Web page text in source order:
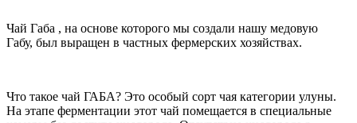
Чай Габа , на основе которого мы создали нашу медовую
Габу, был выращен в частных фермерских хозяйствах.
Что такое чай ГАБА? Это особый сорт чая категории улуны.
На этапе ферментации этот чай помещается в специальные